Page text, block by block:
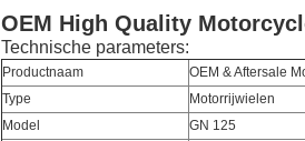
OEM High Quality
Technische parameters:
Productnaam
OEM & Aftersale
Type
Motorrijwielen
Model
GN 125